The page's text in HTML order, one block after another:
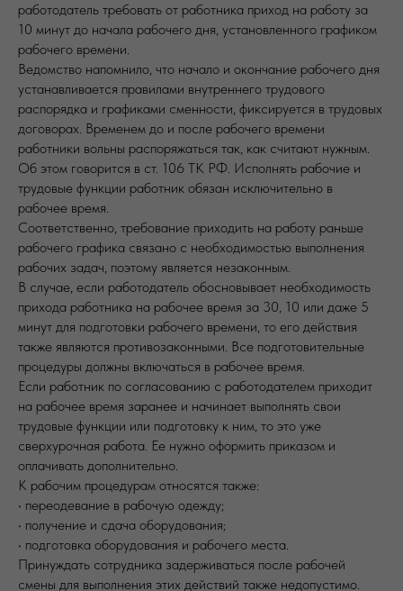
работодатель требовать от работника приход на работу за
10 минут до начала рабочего дня, установленного графиком
рабочего времени.
Ведомство напомнило, что начало и окончание рабочего дня
устанавливается правилами внутреннего трудового
распорядка и графиками сменности, фиксируется в трудовых
договорах. Временем до и после рабочего времени
работники вольны распоряжаться так, как считают нужным.
Об этом говорится в ст. 106 ТК РФ. Исполнять рабочие и
трудовые функции работник обязан исключительно в
рабочее время.
Соответственно, требование приходить на работу раньше
рабочего графика связано с необходимостью выполнения
рабочих задач, поэтому является незаконным.
В случае, если работодатель обосновывает необходимость
прихода работника на рабочее время за 30, 10 или даже 5
минут для подготовки рабочего времени, то его действия
также являются противозаконными. Все подготовительные
процедуры должны включаться в рабочее время.
Если работник по согласованию с работодателем приходит
на рабочее время заранее и начинает выполнять свои
трудовые функции или подготовку к ним, то это уже
сверхурочная работа. Ее нужно оформить приказом и
оплачивать дополнительно.
К рабочим процедурам относятся также:
• переодевание в рабочую одежду;
• получение и сдача оборудования;
• подготовка оборудования и рабочего места.
Принуждать сотрудника задерживаться после рабочей
смены для выполнения этих действий также недопустимо.